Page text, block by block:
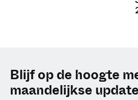
Blijf op de hoogte
maandelijkse update